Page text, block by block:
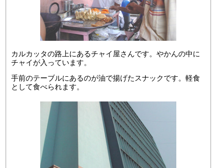
カルカッタの路上にあるチャイ屋さんです。やかんの中に
チャイが入っています。
手前のテーブルにあるのが油で揚げたスナックです。軽食
として食べられます。